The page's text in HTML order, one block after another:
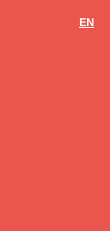
EN